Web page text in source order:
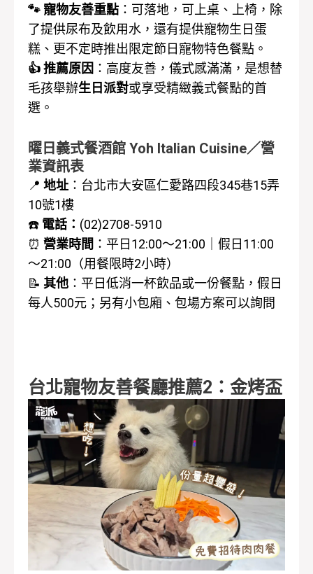
🐾 寵物友善重點 ：可落地，可上桌、上椅，除
了提供尿布及飲用水，還有提供寵物生日蛋
糕、更不定時推出限定節日寵物特色餐點。
👍 推薦原因 ：高度友善，儀式感滿滿，是想替
毛孩舉辦生日派對或享受精緻義式餐點的首
選。
曜日義式餐酒館 Yoh Italian Cuisine／營
業資訊表
📍 地址 ： 台北市大安區仁愛路四段345巷15弄
10號1樓
☎️ 電話： (02)2708-5910
⏰ 營業時間 ：平日12:00～21:00｜假日11:00
～21:00（用餐限時2小時）
📝 其他 ：平日低消一杯飲品或一份餐點，假日
每人500元；另有小包廂、包場方案可以詢問
台北寵物友善餐廳推薦2：金烤盃